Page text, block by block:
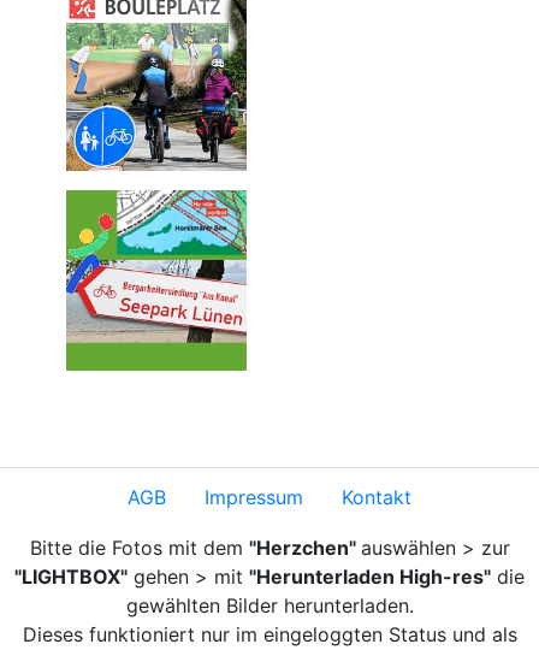
AGB Impressum Kontakt
Bitte die Fotos mit dem "Herzchen" auswählen > zur
"LIGHTBOX" gehen > mit "Herunterladen High-res" die
gewählten Bilder herunterladen.
Dieses funktioniert nur im eingeloggten Status und als